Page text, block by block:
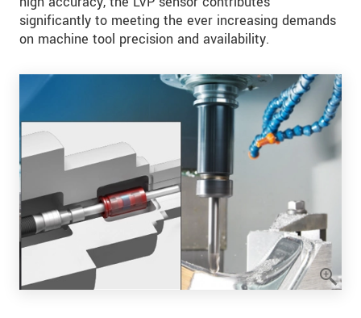
significantly to meeting the ever increasing demands
on machine tool precision and availability.